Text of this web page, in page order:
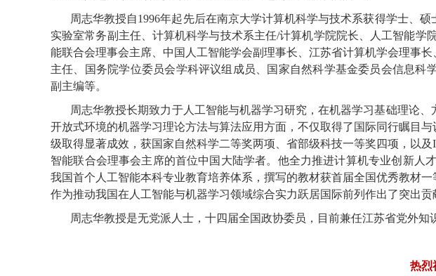
周志华教授自1996年起先后在南京大学计算机科学与技术系获得学士、硕
实验室常务副主任、计算机科学与技术系主任/计算机学院院长、人工智能学
能联合会理事会主席、中国人工智能学会副理事长、江苏省计算机学会理事
主任、国务院学位委员会学科评议组成员、国家自然科学基金委员会信息科
副主编等。
周志华教授长期致力于人工智能与机器学习研究，在机器学习基础理论
开放式环境的机器学习理论方法与算法应用方面，不仅取得了国际同行瞩目
级取得显著成效，获国家自然科学二等奖两项、省部级科技一等奖四项，以及
智能联合会理事会主席的首位中国大陆学者。他全力推进计算机专业创新人
我国首个人工智能本科专业教育培养体系，撰写的教材获首届全国优秀教材
作为推动我国在人工智能与机器学习领域综合实力跃居国际前列作出了突出贡
周志华教授是无党派人士，十四届全国政协委员，目前兼任江苏省党外
热烈